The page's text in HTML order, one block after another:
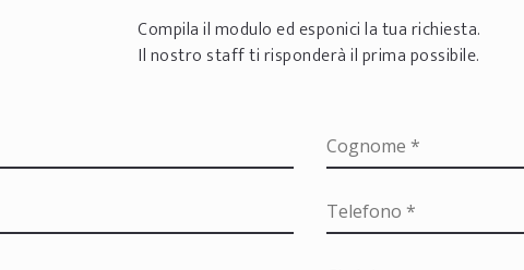
Compila il modulo ed esponici la tua richiesta.
Il nostro staff ti risponderà il prima possibile.